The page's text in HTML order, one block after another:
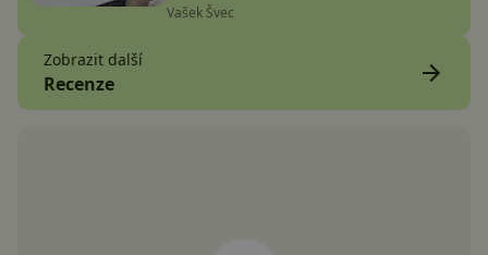
Vašek Švec
Zobrazit další
Recenze